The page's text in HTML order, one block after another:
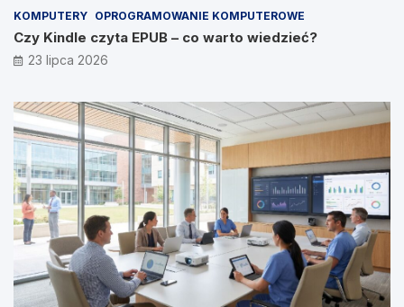
KOMPUTERY OPROGRAMOWANIE KOMPUTEROWE
Czy Kindle czyta EPUB – co warto wiedzieć?
23 lipca 2026